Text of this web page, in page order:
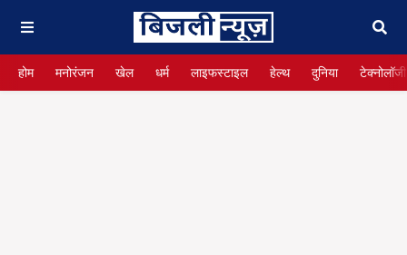
होम मनोरंजन खेल धर्म लाइफस्टाइल हेल्थ दुनिया टेक्नोलॉजी